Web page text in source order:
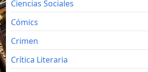
Ciencias Sociales
Cómics
Crimen
Crítica Literaria